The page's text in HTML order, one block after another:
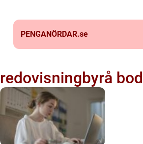
PENGANÖRDAR.se
redovisningbyrå